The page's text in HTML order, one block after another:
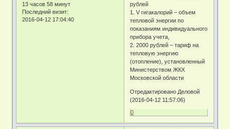
13 часов 58 минут
Последний визит:
2016-04-12 17:04:40
рублей
1. V гигакалорий – объем
тепловой энергии по
показаниям индивидуального
прибора учета,
2. 2000 рублей – тариф на
тепловую энергию
(отопление), установленный
Министерством ЖКХ
Московской области
Отредактировано Деловой
(2016-04-12 11:57:06)
0